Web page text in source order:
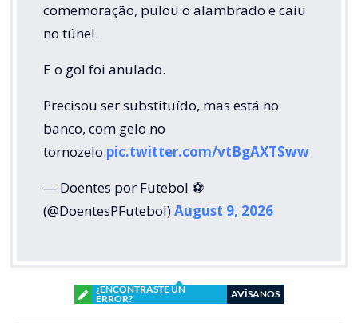
comemoração, pulou o alambrado e caiu
no túnel.
E o gol foi anulado.
Precisou ser substituído, mas está no
banco, com gelo no
tornozelo.pic.twitter.com/vtBgAXTSww
— Doentes por Futebol ⚽
(@DoentesPFutebol)August 9, 2026
¿ENCONTRASTE UN
ERROR?
AVÍSANOS